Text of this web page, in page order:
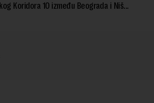
Koridora 10 između Beograda i Niš...